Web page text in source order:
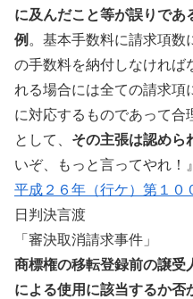
に及んだこと等が誤りであ
例 。基本手数料に請求項数
の手数料を納付しなければ
れる場合には全ての請求項
に対応するものであって合
として、 その主張は認めら
いぞ、もっと言ってやれ！』
平成２６年（行ケ）第１０
日判決言渡
「審決取消請求事件」
商標権の移転登録前の譲受
による使用に該当するか否